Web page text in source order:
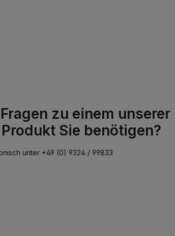
zu einem
Sie benötigen?
unter +49 (0) 9324 / 99833